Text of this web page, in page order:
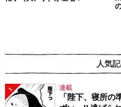
人気
1 連載
「陛下、寝所の